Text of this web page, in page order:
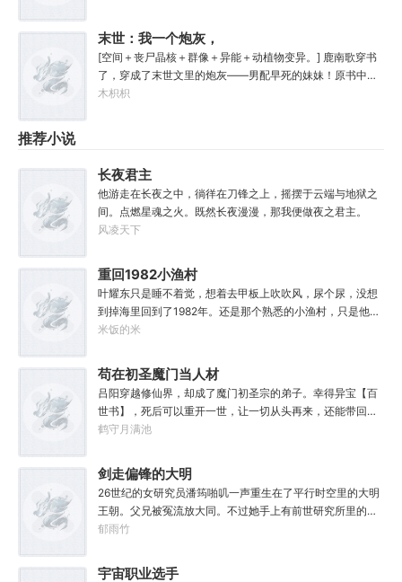
【叮，系统检测到你父亲在学校篮球赛中投入绝杀球，奖励
你职业级篮球技能！】……啊这？爸爸，请再努力一点，卷
娃不如卷自己呀！
末世：我一个炮灰，
坏一点怎么了
[空间＋丧尸晶核＋群像＋异能＋动植物变异。] 鹿南歌穿书
了，穿成了末世文里的炮灰——男配早死的妹妹！原书中，
鹿南歌之所以有名字，仅仅是因为男配会时常拿出全家福思
木枳枳
推荐小说
长夜君主
他游走在长夜之中，徜徉在刀锋之上，摇摆于云端与地狱之
间。点燃星魂之火。既然长夜漫漫，那我便做夜之君主。
风凌天下
重回1982小渔村
叶耀东只是睡不着觉，想着去甲板上吹吹风，尿个尿，没想
到掉海里回到了1982年。还是那个熟悉的小渔村，只是他已
经不是年轻时候的他了。混账了半辈子，这回他想好好来过
他也没什么大理想大志向，只想挽回遗憾，跟老婆好好过日
子，一家子平安喜乐就好。
米饭的米
苟在初圣魔门当人材
吕阳穿越修仙界，却成了魔门初圣宗的弟子。幸得异宝【百
世书】，死后可以重开一世，让一切从头再来，还能带回前
世的宝物，修为，寿命，甚至觉醒特殊的天赋。奈何次数有
定先在魔门苟住，一世世苦修，不成仙不出山，奈何魔门凶
险异常，遍地都是人材。第一世，吕阳惨遭师姐暗算。第二
世，好不容易反杀师姐，又遭师兄毒手。第三世，第四
世……直到百世之后，再回首，吕阳才发现自己已经成为了
一代魔道巨擘，初圣宗里最畜生的那一个。“魔门个个都是人
鹤守月满池
剑走偏锋的大明
26世纪的女研究员潘筠啪叽一声重生在了平行时空里的大明
王朝。父兄被冤流放大同。不过她手上有前世研究所里的镇
馆神器——灵境！为救家人，潘筠化身道观小道士，仗剑提
度牒。潘筠大剑拍上去：闭嘴，信不信扣你鱼仔。
郁雨竹
宇宙职业选手